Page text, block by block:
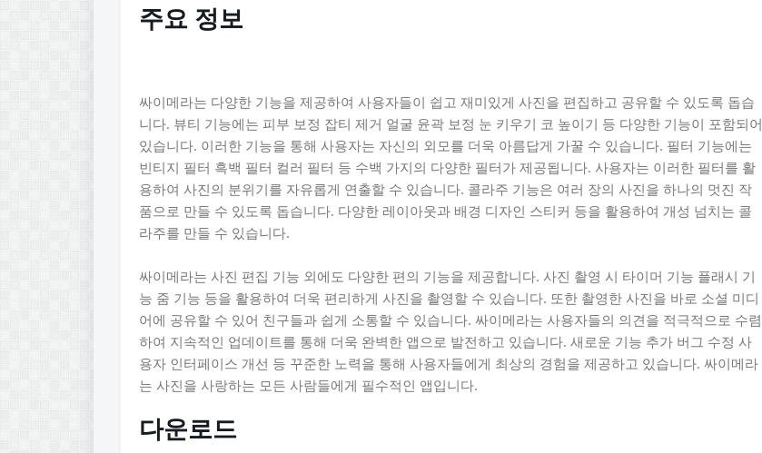
주요 정보
싸이메라는 다양한 기능을 제공하여 사용자들이 쉽고 재미있게 사진을 편집하고 공유할 수 있도록 돕습
니다. 뷰티 기능에는 피부 보정 잡티 제거 얼굴 윤곽 보정 눈 키우기 코 높이기 등 다양한 기능이 포함되어
있습니다. 이러한 기능을 통해 사용자는 자신의 외모를 더욱 아름답게 가꿀 수 있습니다. 필터 기능에는
빈티지 필터 흑백 필터 컬러 필터 등 수백 가지의 다양한 필터가 제공됩니다. 사용자는 이러한 필터를 활
용하여 사진의 분위기를 자유롭게 연출할 수 있습니다. 콜라주 기능은 여러 장의 사진을 하나의 멋진 작
품으로 만들 수 있도록 돕습니다. 다양한 레이아웃과 배경 디자인 스티커 등을 활용하여 개성 넘치는 콜
라주를 만들 수 있습니다.
싸이메라는 사진 편집 기능 외에도 다양한 편의 기능을 제공합니다. 사진 촬영 시 타이머 기능 플래시 기
능 줌 기능 등을 활용하여 더욱 편리하게 사진을 촬영할 수 있습니다. 또한 촬영한 사진을 바로 소셜 미디
어에 공유할 수 있어 친구들과 쉽게 소통할 수 있습니다. 싸이메라는 사용자들의 의견을 적극적으로 수렴
하여 지속적인 업데이트를 통해 더욱 완벽한 앱으로 발전하고 있습니다. 새로운 기능 추가 버그 수정 사
용자 인터페이스 개선 등 꾸준한 노력을 통해 사용자들에게 최상의 경험을 제공하고 있습니다. 싸이메라
는 사진을 사랑하는 모든 사람들에게 필수적인 앱입니다.
다운로드